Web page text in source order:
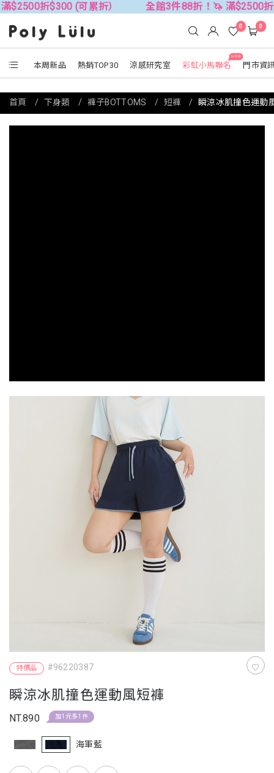
(可累折） 全館3件88折！🦄 滿$2500折$300 (可
本周新品 熱銷TOP30 涼感研究室
NEW
彩虹小馬聯名 門市資
0 0
特價品 #96220387
瞬涼冰肌撞色運動風短褲
NT.890 加1元多1件
海軍藍
首頁 下身類 褲子BOTTOMS 短褲 瞬涼冰肌撞色運動